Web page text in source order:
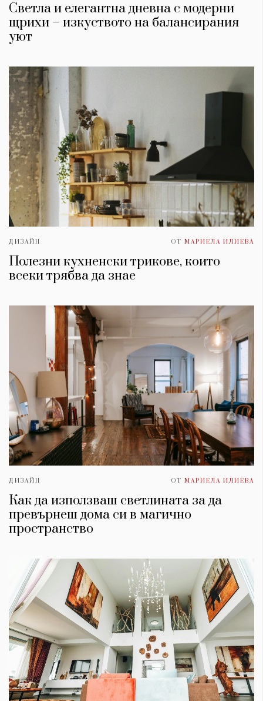
Светла и елегантна дневна с модерни
щрихи – изкуството на балансирания
уют
ДИЗАЙН ОТ МАРИЕЛА ИЛИЕВА
Полезни кухненски трикове, които
всеки трябва да знае
ДИЗАЙН ОТ МАРИЕЛА ИЛИЕВА
Как да използваш светлината за да
превърнеш дома си в магично
пространство